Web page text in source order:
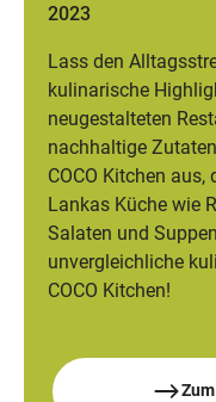
2023
Lass den
kulinarische
neugestalteten
nachhaltige
COCO Kitchen
Lankas Küche wie
Salaten und
unvergleichliche
COCO Kitchen!